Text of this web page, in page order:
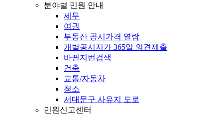
분야별 민원 안내
세무
여권
부동산 공시가격 열람
개별공시지가 365일 의견제출
바뀐지번검색
건축
교통/자동차
청소
서대문구 사유지 도로
민원신고센터